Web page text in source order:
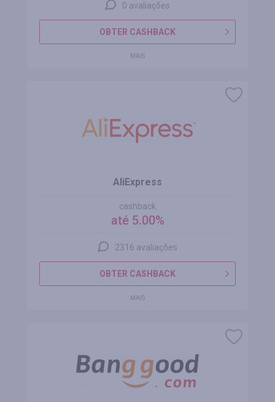
0 avaliações
OBTER CASHBACK
MAIS
AliExpress
cashback
até 5.00%
2316 avaliações
OBTER CASHBACK
MAIS